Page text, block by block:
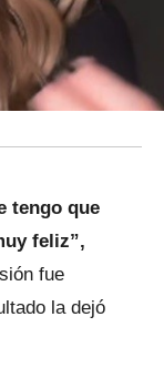
tengo que
feliz”,
fue
la dejó